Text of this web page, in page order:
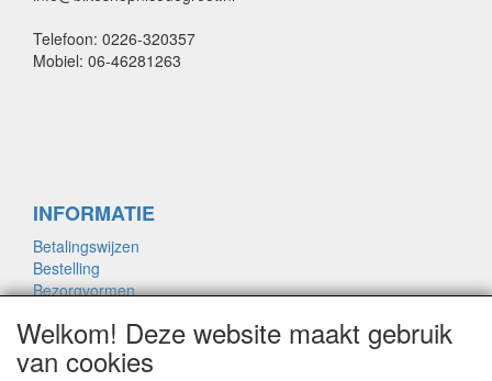
Telefoon: 0226-320357
Mobiel: 06-46281263
INFORMATIE
Betalingswijzen
Bestelling
Bezorgvormen
Framemaat
Welkom! Deze website maakt gebruik
van cookies